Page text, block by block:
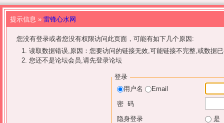
提示信息 » 雷锋心水网
您没有登录或者您没有权限访问此页面，可能有如下几个原因:
读取数据错误,原因：您要访问的链接无效,可能链接不完整,或数据
您还不是论坛会员,请先登录论坛
登录
用户名
Email
密 码
隐身登录